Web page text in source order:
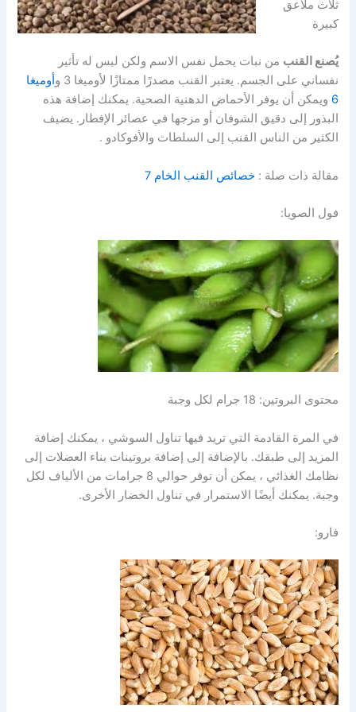
ثلاث ملاعق
كبيرة
يُصنع القنب من نبات يحمل نفس الاسم ولكن ليس له تأثير
نفساني على الجسم. يعتبر القنب مصدرًا ممتازًا لأوميغا 3 و
أوميغا
6 ويمكن أن يوفر الأحماض الدهنية الصحية. يمكنك إضافة هذه
البذور إلى دقيق الشوفان أو مزجها في عصائر الإفطار. يضيف
الكثير من الناس القنب إلى السلطات والأفوكادو .
مقالة ذات صلة :خصائص القنب الخام 7
فول الصويا:
محتوى البروتين: 18 جرام لكل وجبة
في المرة القادمة التي تريد فيها تناول السوشي ، يمكنك إضافة
المزيد إلى طبقك. بالإضافة إلى إضافة بروتينات بناء العضلات إلى
نظامك الغذائي ، يمكن أن توفر حوالي 8 جرامات من الألياف لكل
وجبة. يمكنك أيضًا الاستمرار في تناول الخضار الأخرى.
فارو: